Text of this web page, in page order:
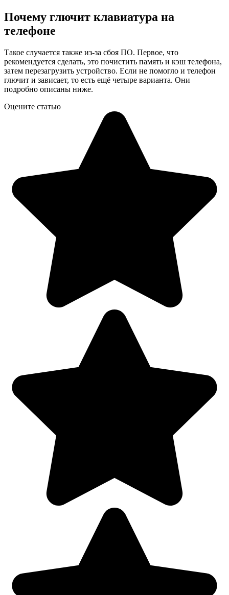
Почему глючит клавиатура на
телефоне
Такое случается также из-за сбоя ПО. Первое, что
рекомендуется сделать, это почистить память и кэш телефона,
затем перезагрузить устройство. Если не помогло и телефон
глючит и зависает, то есть ещё четыре варианта. Они
подробно описаны ниже.
Оцените статью